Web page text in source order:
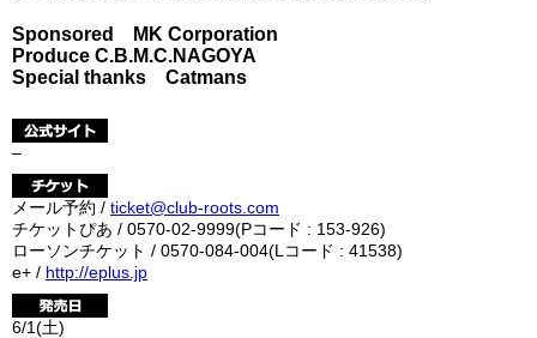
Sponsored MK Corporation
Produce C.B.M.C.NAGOYA
Special thanks Catmans
–
メール予約 / ticket@club-roots.com
チケットぴあ / 0570-02-9999(Pコード : 153-926)
ローソンチケット / 0570-084-004(Lコード : 41538)
e+ / http://eplus.jp
6/1(土)